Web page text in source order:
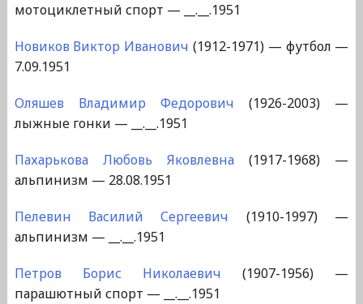
мотоциклетный спорт — __.__.1951
Новиков Виктор Иванович (1912-1971) — футбол —
7.09.1951
Оляшев Владимир Федорович (1926-2003) —
лыжные гонки — __.__.1951
Пахарькова Любовь Яковлевна(1917-1968) —
альпинизм — 28.08.1951
Пелевин Василий Сергеевич (1910-1997) —
альпинизм — __.__.1951
Петров Борис Николаевич (1907-1956) —
парашютный спорт — __.__.1951